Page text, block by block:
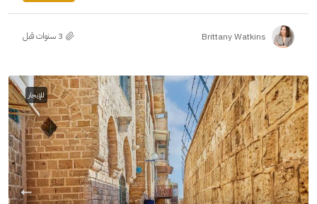
Brittany Watkins
للإيجار